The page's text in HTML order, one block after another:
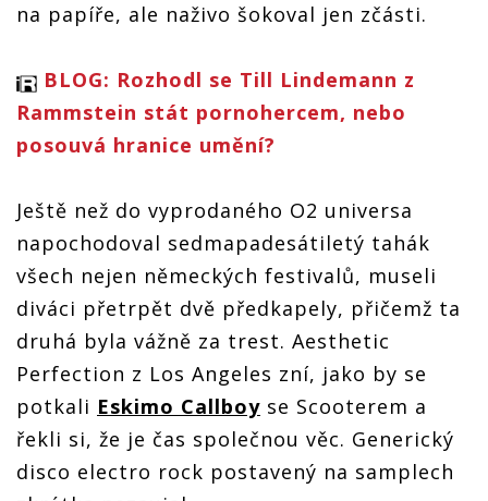
na papíře, ale naživo šokoval jen zčásti.
BLOG: Rozhodl se Till Lindemann z
Rammstein stát pornohercem, nebo
posouvá hranice umění?
Ještě než do vyprodaného O2 universa
napochodoval sedmapadesátiletý tahák
všech nejen německých festivalů, museli
diváci přetrpět dvě předkapely, přičemž ta
druhá byla vážně za trest. Aesthetic
Perfection z Los Angeles zní, jako by se
potkali Eskimo Callboy se Scooterem a
řekli si, že je čas společnou věc. Generický
disco electro rock postavený na samplech